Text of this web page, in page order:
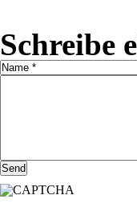
Schreibe